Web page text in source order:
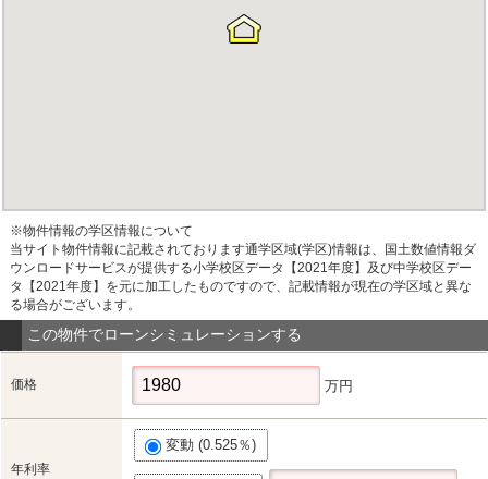
※物件情報の学区情報について
当サイト物件情報に記載されております通学区域(学区)情報は、国土数値情報ダ
ウンロードサービスが提供する小学校区データ【2021年度】及び中学校区デー
タ【2021年度】を元に加工したものですので、記載情報が現在の学区域と異な
る場合がございます。
この物件でローンシミュレーションする
価格 万円
年利率
変動 (0.525％)